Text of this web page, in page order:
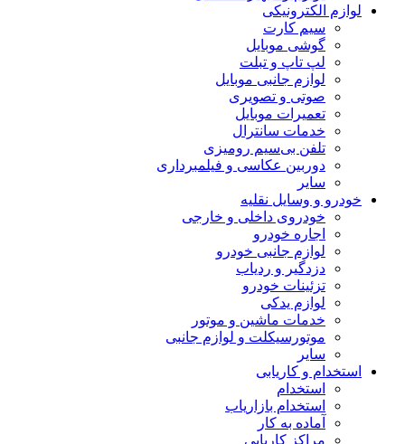
لوازم الکترونیکی
سیم کارت
گوشی موبایل
لپ تاپ و تبلت
لوازم جانبی موبایل
صوتی و تصویری
تعمیرات موبایل
خدمات سانترال
تلفن بی‌سیم رومیزی
دوربین عکاسی و فیلمبرداری
سایر
خودرو و وسایل نقلیه
خودروی داخلی و خارجی
اجاره خودرو
لوازم جانبی خودرو
دزدگیر و ردیاب
تزئینات خودرو
لوازم یدکی
خدمات ماشین و موتور
موتورسیکلت و لوازم جانبی
سایر
استخدام و کاریابی
استخدام
استخدام بازاریاب
آماده به کار
مراکز کاریابی